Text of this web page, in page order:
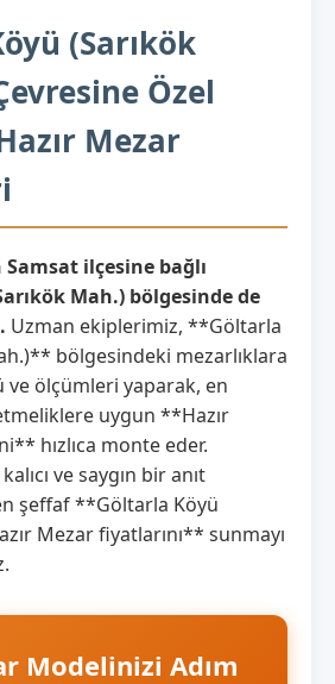
(Sarıkök
Özel
Mezar
ilçesine bağlı
Mah.) bölgesinde de
Uzman ekiplerimiz, **Göltarla
bölgesindeki mezarlıklara
ve ölçümleri yaparak, en
uygun **Hazır
hızlıca monte eder.
ve saygın bir anıt
şeffaf **Göltarla Köyü
Mezar fiyatlarını** sunmayı
Modelinizi Adım